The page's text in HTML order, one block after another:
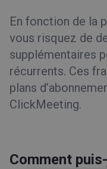
En fonction de la
vous risquez de
supplémentaires
récurrents. Ces
plans
ClickMeeting.
Comment